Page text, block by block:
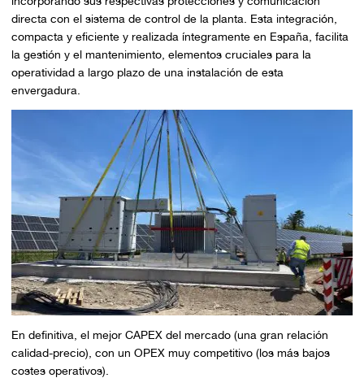
directa con el sistema de control de la planta. Esta integración,
compacta y eficiente y realizada íntegramente en España, facilita
la gestión y el mantenimiento, elementos cruciales para la
operatividad a largo plazo de una instalación de esta
envergadura.
En definitiva, el mejor CAPEX del mercado (una gran relación
calidad-precio), con un OPEX muy competitivo (los más bajos
costes operativos).